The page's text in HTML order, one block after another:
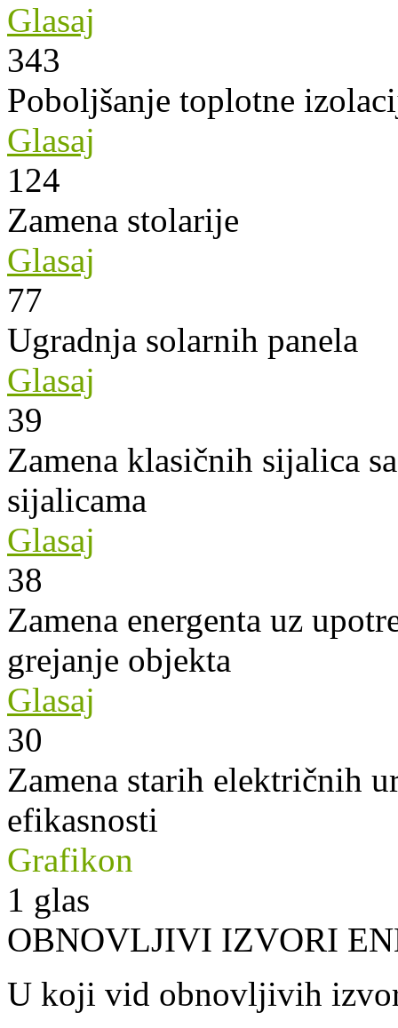
Glasaj
343
Poboljšanje toplotne
Glasaj
124
Zamena stolarije
Glasaj
77
Ugradnja solarnih panela
Glasaj
39
Zamena klasičnih sijalica
sijalicama
Glasaj
38
Zamena energenta uz
grejanje objekta
Glasaj
30
Zamena starih električnih
efikasnosti
Grafikon
1 glas
OBNOVLJIVI IZVORI
U koji vid obnovljivih